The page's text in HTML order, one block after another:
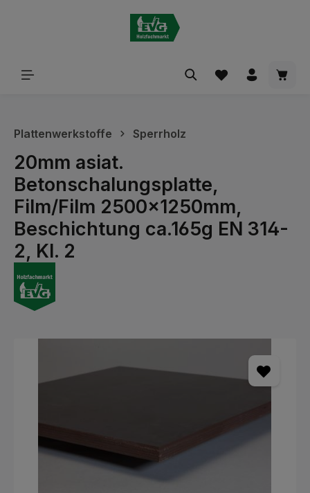
Plattenwerkstoffe Sperrholz
20mm asiat.
Betonschalungsplatte,
Film/Film 2500x1250mm,
Beschichtung ca.165g EN 314-
2, Kl. 2